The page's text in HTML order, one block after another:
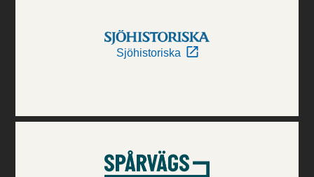
Sjöhistoriska